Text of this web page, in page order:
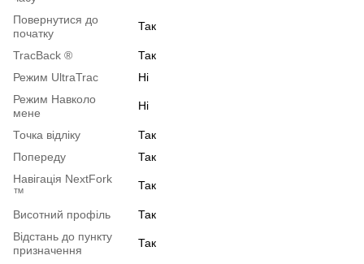
Повернутися до
початку
Так
TracBack ®
Так
Режим UltraTrac
Ні
Режим Навколо
мене
Ні
Точка відліку
Так
Попереду
Так
Навігація NextFork
™
Так
Висотний профіль
Так
Відстань до пункту
призначення
Так